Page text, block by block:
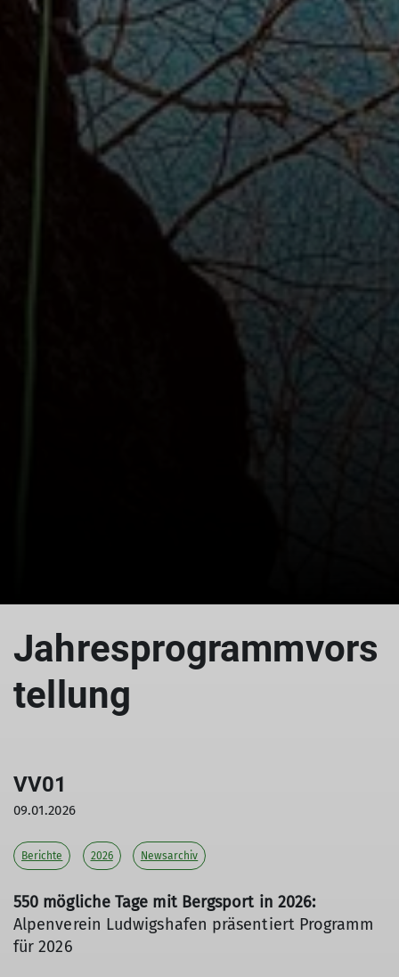
Jahresprogrammvors
tellung
VV01
09.01.2026
Berichte 2026 Newsarchiv
550 mögliche Tage mit Bergsport in 2026:
Alpenverein Ludwigshafen präsentiert Programm
für 2026